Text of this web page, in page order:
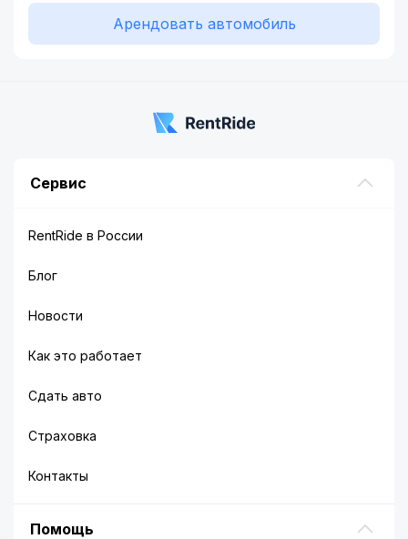
Арендовать автомобиль
Сервис
RentRide в России
Блог
Новости
Как это работает
Сдать авто
Страховка
Контакты
Помощь